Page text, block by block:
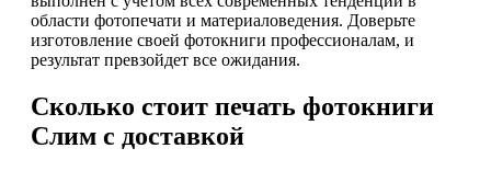
области фотопечати и материаловедения. Доверьте
изготовление своей фотокниги профессионалам, и
результат превзойдет все ожидания.
Сколько стоит печать фотокниги
Слим с доставкой